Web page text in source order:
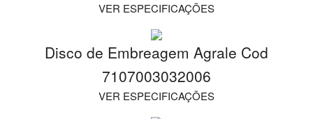
VER ESPECIFICAÇÕES
Disco de Embreagem Agrale Cod
7107003032006
VER ESPECIFICAÇÕES